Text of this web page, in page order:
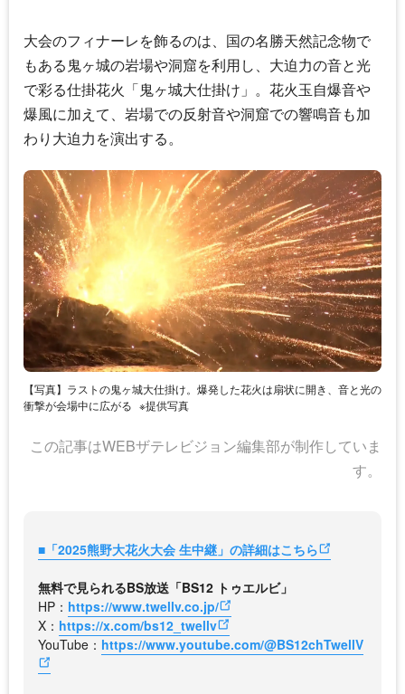
大会のフィナーレを飾るのは、国の名勝天然記念物で
もある鬼ヶ城の岩場や洞窟を利用し、大迫力の音と光
で彩る仕掛花火「鬼ヶ城大仕掛け」。花火玉自爆音や
爆風に加えて、岩場での反射音や洞窟での響鳴音も加
わり大迫力を演出する。
【写真】ラストの鬼ヶ城大仕掛け。爆発した花火は扇状に開き、音と光の
衝撃が会場中に広がる ※提供写真
この記事はWEBザテレビジョン編集部が制作していま
す。
■「2025熊野大花火大会 生中継」の詳細はこちら
無料で見られるBS放送「BS12 トゥエルビ」
HP： https://www.twellv.co.jp/
X： https://x.com/bs12_twellv
YouTube： https://www.youtube.com/@BS12chTwellV